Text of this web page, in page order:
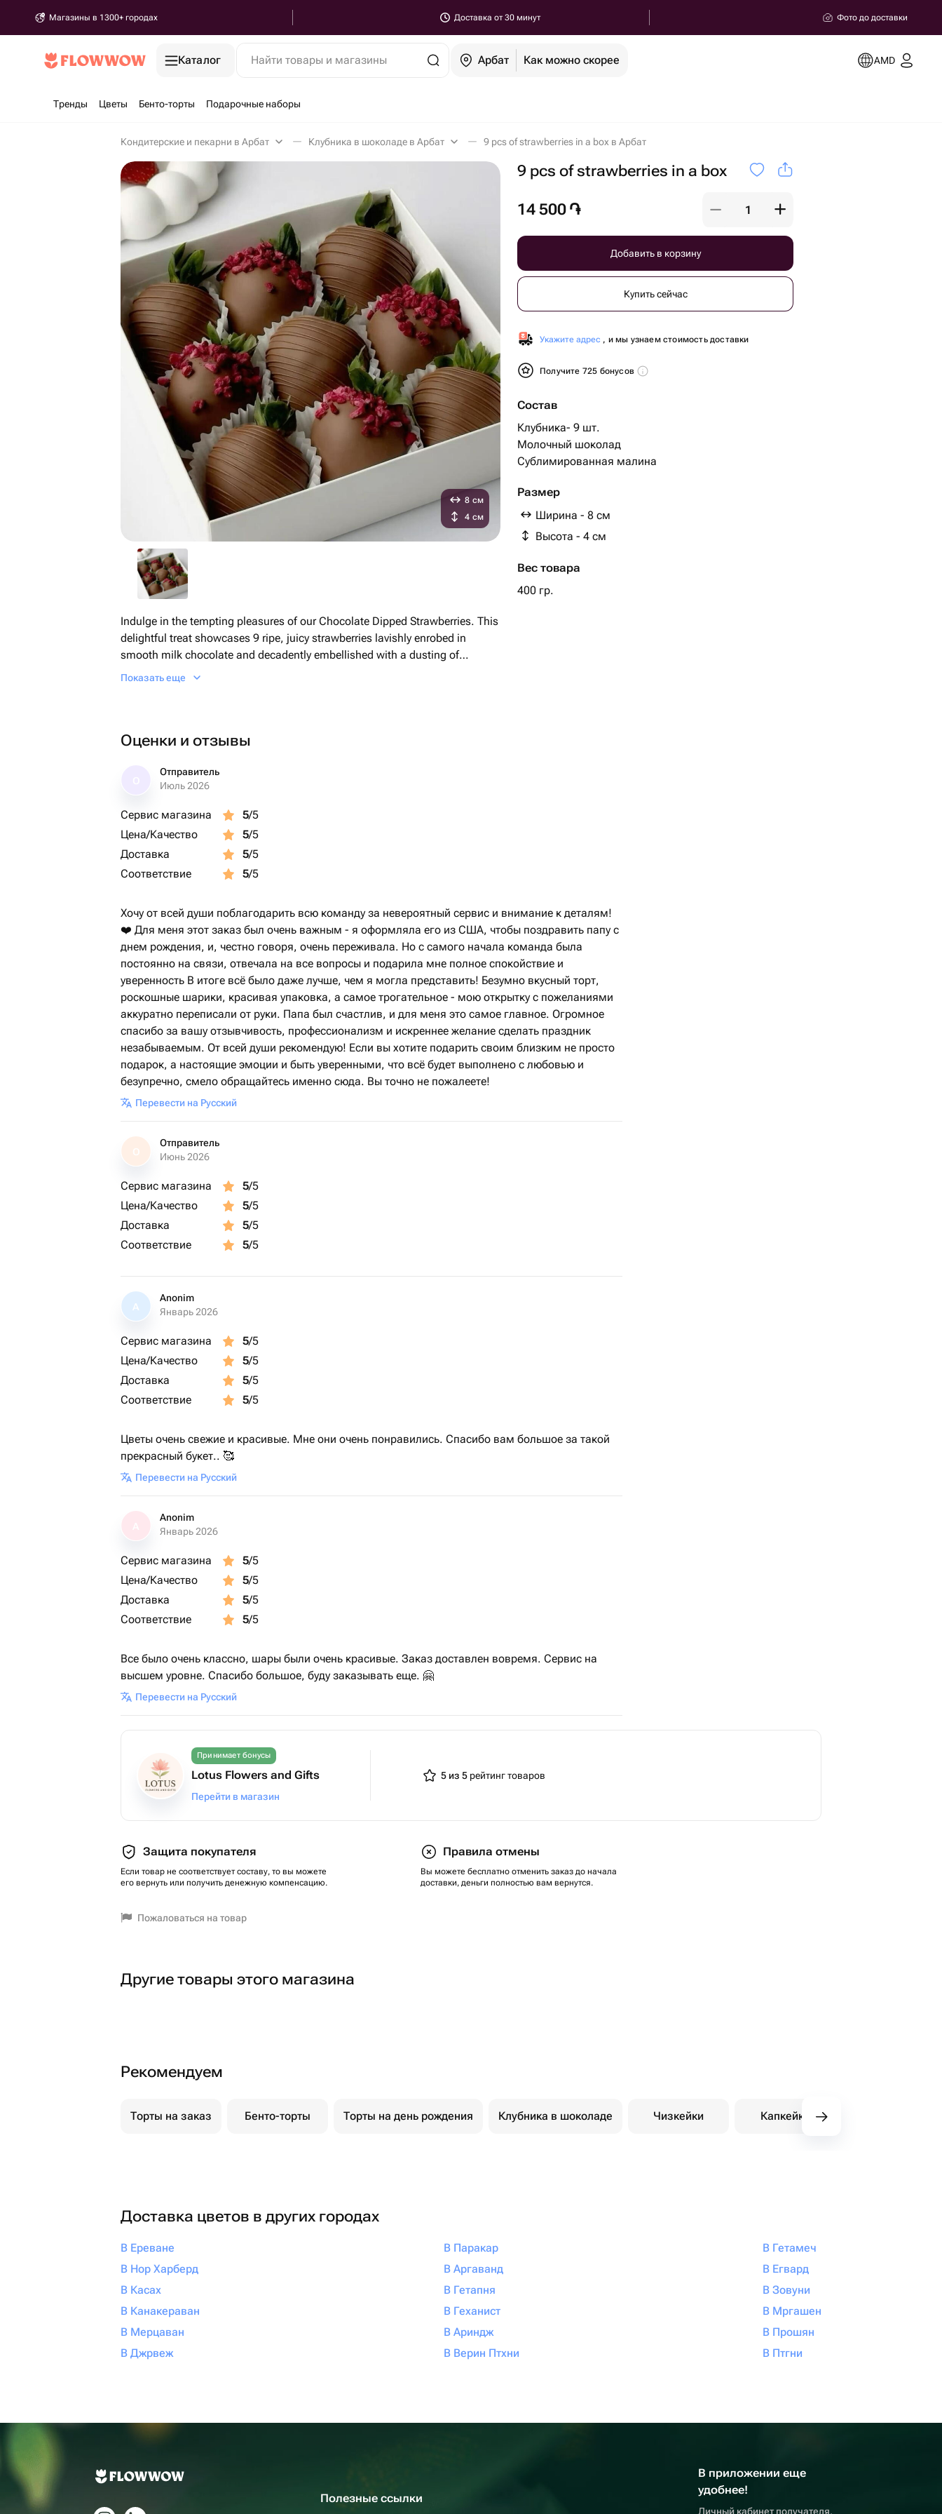
Магазины в 1300+ городах Доставка от 30 минут Фото до доставки
Каталог Найти товары и магазины Арбат Как можно скорее AMD
Тренды Цветы Бенто-торты Подарочные наборы
Кондитерские и пекарни в Арбат Клубника в шоколаде в Арбат 9 pcs of strawberries in a box в Арбат
9 pcs of strawberries in a box
14 500 ֏
Добавить в корзину
Купить сейчас
Укажите адрес , и мы узнаем стоимость доставки
Получите 725 бонусов
Состав
Клубника- 9 шт.
Молочный шоколад
Сублимированная малина
Размер
Ширина - 8 см
Высота - 4 см
Вес товара
400 гр.
8 см
4 см
Indulge in the tempting pleasures of our Chocolate Dipped Strawberries. This
delightful treat showcases 9 ripe, juicy strawberries lavishly enrobed in
smooth milk chocolate and decadently embellished with a dusting of
sublimated raspberry. A sensory delight that balances sweetness and
Показать еще
Оценки и отзывы
Отправитель
Июль 2026
Сервис магазина 5/5
Цена/Качество
5/5
Доставка
5/5
Соответствие
5/5
Хочу от всей души поблагодарить всю команду за невероятный сервис и внимание к деталям!
❤️ Для меня этот заказ был очень важным - я оформляла его из США, чтобы поздравить папу с
днем рождения, и, честно говоря, очень переживала. Но с самого начала команда была
постоянно на связи, отвечала на все вопросы и подарила мне полное спокойствие и
уверенность В итоге всё было даже лучше, чем я могла представить! Безумно вкусный торт,
роскошные шарики, красивая упаковка, а самое трогательное - мою открытку с пожеланиями
аккуратно переписали от руки. Папа был счастлив, и для меня это самое главное. Огромное
спасибо за вашу отзывчивость, профессионализм и искреннее желание сделать праздник
незабываемым. От всей души рекомендую! Если вы хотите подарить своим близким не просто
подарок, а настоящие эмоции и быть уверенными, что всё будет выполнено с любовью и
безупречно, смело обращайтесь именно сюда. Вы точно не пожалеете!
Перевести на Русский
О
Отправитель
Июнь 2026
Сервис магазина 5/5
Цена/Качество
5/5
Доставка
5/5
Соответствие
5/5
A
Anonim
Январь 2026
Сервис магазина 5/5
Цена/Качество
5/5
Доставка
5/5
Соответствие
5/5
Цветы очень свежие и красивые. Мне они очень понравились. Спасибо вам большое за такой
прекрасный букет.. 🥰
Перевести на Русский
Anonim
Январь 2026
Сервис магазина 5/5
Цена/Качество
5/5
Доставка
5/5
Соответствие
5/5
Все было очень классно, шары были очень красивые. Заказ доставлен вовремя. Сервис на
высшем уровне. Спасибо большое, буду заказывать еще. 🤗
Перевести на Русский
Принимает бонусы
Lotus Flowers and Gifts
Перейти в магазин
5 из 5 рейтинг товаров
Защита покупателя
Если товар не соответствует составу, то вы можете
его вернуть или получить денежную компенсацию.
Правила отмены
Вы можете бесплатно отменить заказ до начала
доставки, деньги полностью вам вернутся.
Пожаловаться на товар
Другие товары этого магазина
Рекомендуем
Торты на заказ Бенто-торты Торты на день рождения Клубника в шоколаде Чизкейки Капкейки
Доставка цветов в других городах
В Ереване
В Нор Харберд
В Касах
В Канакераван
В Мерцаван
В Джрвеж
В Паракар
В Аргаванд
В Гетапня
В Геханист
В Ариндж
В Верин Птхни
В Гетамеч
В Егвард
В Зовуни
В Мргашен
В Прошян
В Птгни
Полезные ссылки
В приложении еще
удобнее!
Личный кабинет получателя,